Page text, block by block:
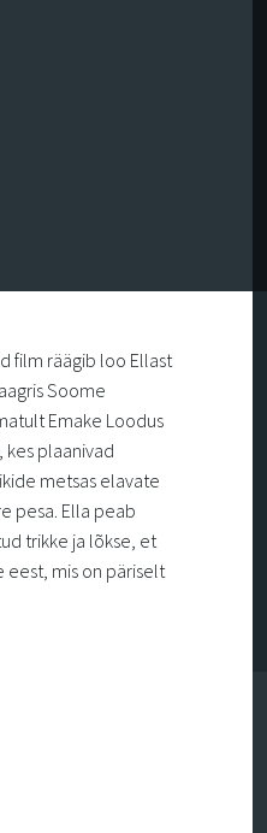
film räägib loo Ellast
Soome
Emake Loodus
plaanivad
metsas elavate
pesa. Ella peab
trikke ja lõkse, et
eest, mis on päriselt